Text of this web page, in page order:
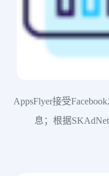
AppsFlyer接受
息；根据